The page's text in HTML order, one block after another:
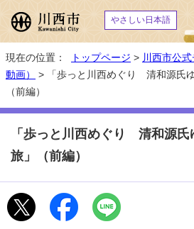
やさしい日本語
現在の位置： トップページ > 川西市公
動画）
> 「歩っと川西めぐり 清和源氏
（前編）
「歩っと川西めぐり 清和源氏
旅」（前編）